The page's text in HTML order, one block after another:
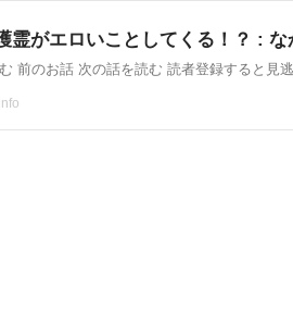
霊がエロいことしてくる！？ :
前のお話 次の話を読む 読者登録すると見